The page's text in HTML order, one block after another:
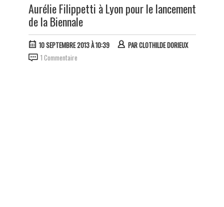
Aurélie Filippetti à Lyon pour le lancement
de la Biennale
10 SEPTEMBRE 2013 À 10:39 PARCLOTHILDE DORIEUX
1 Commentaire